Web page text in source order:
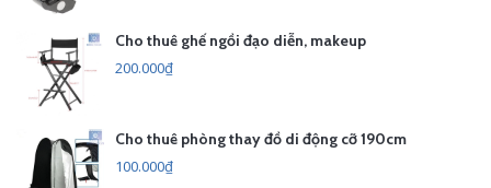
Cho thuê ghế ngồi đạo diễn, makeup
200.000₫
Cho thuê phòng thay đồ di động cỡ 190cm
100.000₫